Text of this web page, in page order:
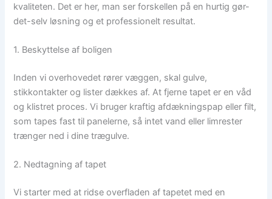
kvaliteten. Det er her, man ser forskellen på en hurtig gør-
det-selv løsning og et professionelt resultat.
1. Beskyttelse af boligen
Inden vi overhovedet rører væggen, skal gulve,
stikkontakter og lister dækkes af. At fjerne tapet er en våd
og klistret proces. Vi bruger kraftig afdækningspap eller filt,
som tapes fast til panelerne, så intet vand eller limrester
trænger ned i dine trægulve.
2. Nedtagning af tapet
Vi starter med at ridse overfladen af tapetet med en